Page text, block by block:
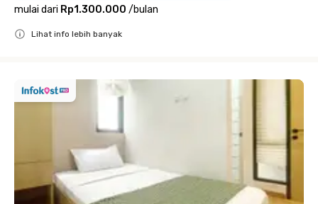
mulai dari Rp1.300.000 /bulan
Lihat info lebih banyak